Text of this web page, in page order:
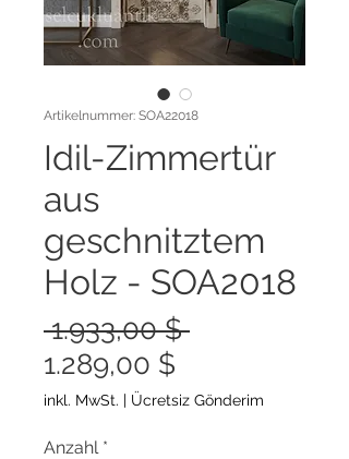
Artikelnummer: SOA22018
Idil-Zimmertür
aus
geschnitztem
Holz - SOA2018
1.933,00 $
1.289,00 $
Preis
inkl. MwSt. | Ücretsiz Gönderim
Anzahl *